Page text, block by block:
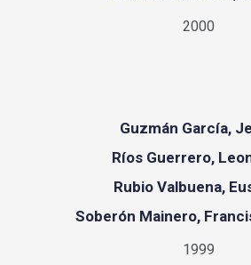
2000
Guzmán García,
Ríos Guerrero,
Rubio Valbuena,
Soberón Mainero,
1999